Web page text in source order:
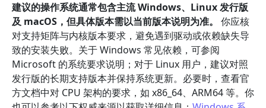
建议的操作系统通常包含主流 Windows、Linux 发行版
及 macOS，但具体版本需以当前版本说明为准。
你应核
对支持矩阵与内核版本要求，避免遇到驱动或依赖缺失导
致的安装失败。关于 Windows 常见依赖，可参阅
Microsoft 的系统要求说明；对于 Linux 用户，建议对照
发行版的长期支持版本并保持系统更新。必要时，查看官
方文档中对 CPU 架构的要求，如 x86_64、ARM64 等。你